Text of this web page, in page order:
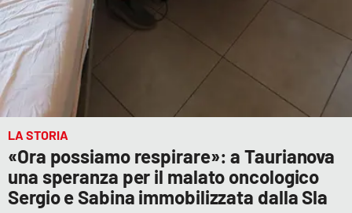
Leggendo Alvaro insieme
Imprese Di Calabria
Le perfidie di Antonella Grippo
Venti di comunicazione
STREAMING
LA STORIA
«Ora possiamo respirare»: a Taurianova
una speranza per il malato oncologico
Sergio e Sabina immobilizzata dalla Sla